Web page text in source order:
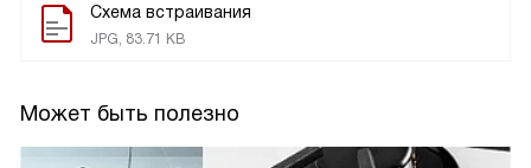
Схема встраивания
JPG, 83.71 KB
Может быть полезно